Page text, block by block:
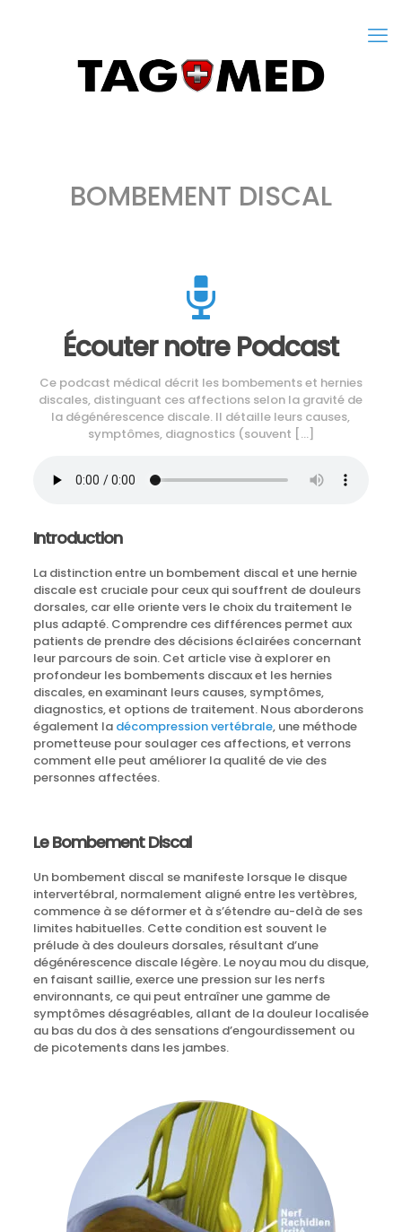
BOMBEMENT DISCAL
Écouter notre Podcast
Ce podcast médical décrit les bombements et hernies
discales, distinguant ces affections selon la gravité de
la dégénérescence discale. Il détaille leurs causes,
symptômes, diagnostics (souvent […]
Introduction
La distinction entre un bombement discal et une hernie
discale est cruciale pour ceux qui souffrent de douleurs
dorsales, car elle oriente vers le choix du traitement le
plus adapté. Comprendre ces différences permet aux
patients de prendre des décisions éclairées concernant
leur parcours de soin. Cet article vise à explorer en
profondeur les bombements discaux et les hernies
discales, en examinant leurs causes, symptômes,
diagnostics, et options de traitement. Nous aborderons
également la décompression vertébrale, une méthode
prometteuse pour soulager ces affections, et verrons
comment elle peut améliorer la qualité de vie des
personnes affectées.
Le Bombement Discal
Un bombement discal se manifeste lorsque le disque
intervertébral, normalement aligné entre les vertèbres,
commence à se déformer et à s’étendre au-delà de ses
limites habituelles. Cette condition est souvent le
prélude à des douleurs dorsales, résultant d’une
dégénérescence discale légère. Le noyau mou du disque,
en faisant saillie, exerce une pression sur les nerfs
environnants, ce qui peut entraîner une gamme de
symptômes désagréables, allant de la douleur localisée
au bas du dos à des sensations d’engourdissement ou
de picotements dans les jambes.